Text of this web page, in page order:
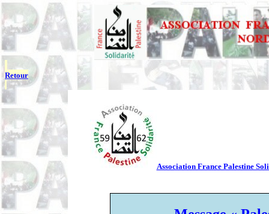
Retour
Association France Palestine